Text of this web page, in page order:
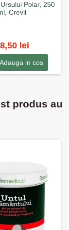
Polar, 250
Crevil
lei
Adauga in cos
produs au